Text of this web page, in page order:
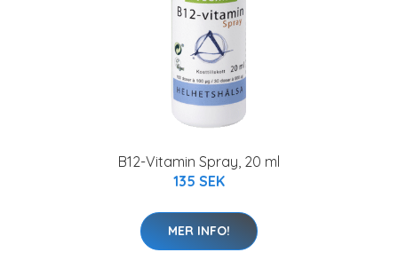
B12-Vitamin Spray, 20 ml
135 SEK
MER INFO!